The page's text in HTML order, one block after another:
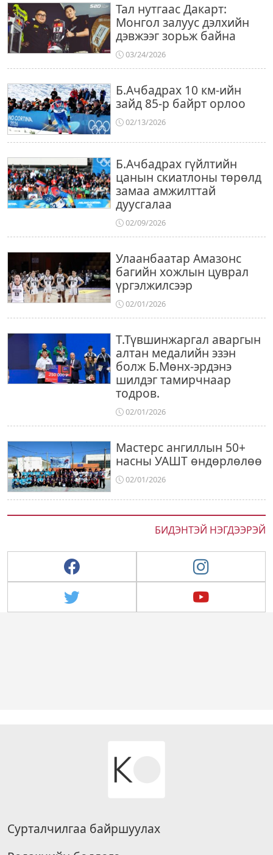
Тал нутгаас Дакарт:
Монгол залуус дэлхийн
дэвжээг зорьж байна
03/24/2026
Б.Ачбадрах 10 км-ийн
зайд 85-р байрт орлоо
02/13/2026
Б.Ачбадрах гүйлтийн
цанын скиатлоны төрөлд
замаа амжилттай
дуусгалаа
02/09/2026
Улаанбаатар Амазонс
багийн хожлын цуврал
үргэлжилсээр
02/01/2026
Т.Түвшинжаргал аваргын
алтан медалийн эзэн
болж Б.Мөнх-эрдэнэ
шилдэг тамирчнаар
тодров.
02/01/2026
Мастерс ангиллын 50+
насны УАШТ өндөрлөлөө
02/01/2026
БИДЭНТЭЙ НЭГДЭЭРЭЙ
Сурталчилгаа байршуулах